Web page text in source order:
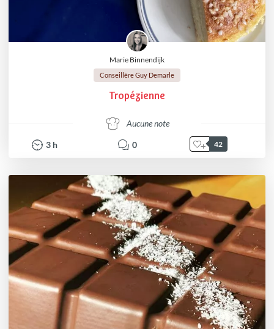
Marie Binnendijk
Conseillère Guy Demarle
Tropézienne
Aucune note
3 h 0 42